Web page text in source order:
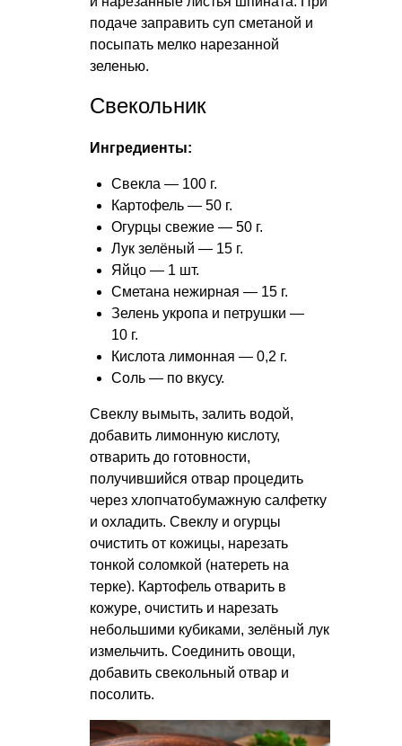
подаче заправить суп сметаной и
посыпать мелко нарезанной
зеленью.
Свекольник
Ингредиенты:
Свекла — 100 г.
Картофель — 50 г.
Огурцы свежие — 50 г.
Лук зелёный — 15 г.
Яйцо — 1 шт.
Сметана нежирная — 15 г.
Зелень укропа и петрушки —
10 г.
Кислота лимонная — 0,2 г.
Соль — по вкусу.
Свеклу вымыть, залить водой,
добавить лимонную кислоту,
отварить до готовности,
получившийся отвар процедить
через хлопчатобумажную салфетку
и охладить. Свеклу и огурцы
очистить от кожицы, нарезать
тонкой соломкой (натереть на
терке). Картофель отварить в
кожуре, очистить и нарезать
небольшими кубиками, зелёный лук
измельчить. Соединить овощи,
добавить свекольный отвар и
посолить.